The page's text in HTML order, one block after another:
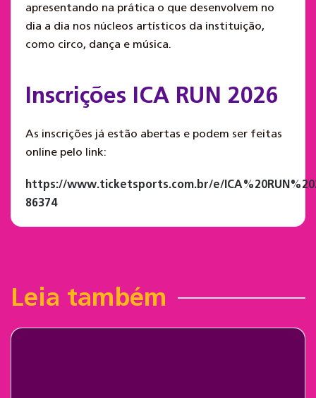
apresentando na prática o que desenvolvem no
dia a dia nos núcleos artísticos da instituição,
como circo, dança e música.
Inscrições ICA RUN 2026
As inscrições já estão abertas e podem ser feitas
online pelo link:
https://www.ticketsports.com.br/e/
86374
Leia também